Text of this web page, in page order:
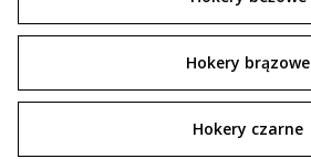
Hokery brązowe
Hokery czarne